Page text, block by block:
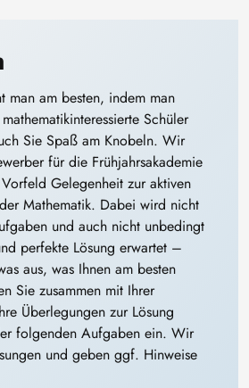
man am besten, indem man
Schüler
Sie Spaß am Knobeln. Wir
für die Frühjahrsakademie
Gelegenheit zur aktiven
Mathematik. Dabei wird nicht
und auch nicht unbedingt
perfekte Lösung erwartet –
aus, was Ihnen am besten
Sie zusammen mit Ihrer
Überlegungen zur Lösung
folgenden Aufgaben ein. Wir
und geben ggf. Hinweise